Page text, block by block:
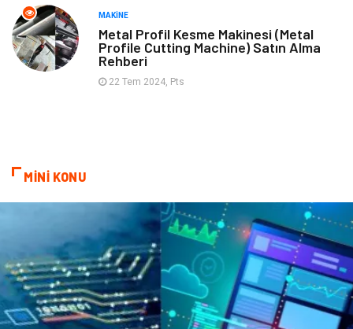
Nakliye
Mobilya Finans Ekonomi
Evlilik Rehberi
Restaurant
Çocuk Psikolojisi
MAKINE
Metal Profil Kesme Makinesi (Metal
Profile Cutting Machine) Satın Alma
Rehberi
22 Tem 2024, Pts
MİNİ KONU